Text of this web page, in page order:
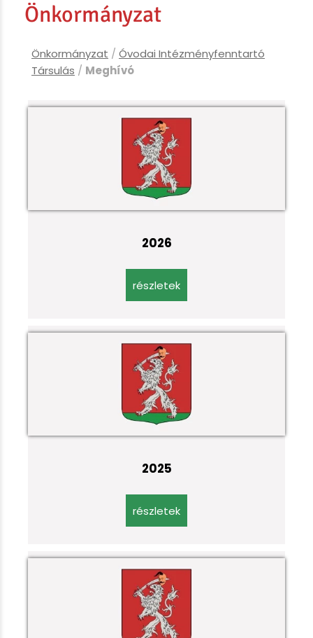
Önkormányzat
Önkormányzat / Óvodai Intézményfenntartó
Társulás / Meghívó
2026
részletek
2025
részletek